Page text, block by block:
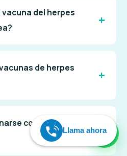
del herpes
de herpes
contra el herpes
Llama ahora